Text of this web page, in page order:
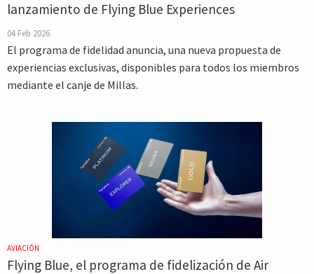
lanzamiento de Flying Blue Experiences
04 Feb 2026
El programa de fidelidad anuncia, una nueva propuesta de
experiencias exclusivas, disponibles para todos los miembros
mediante el canje de Millas.
AVIACIÓN
Flying Blue, el programa de fidelización de Air